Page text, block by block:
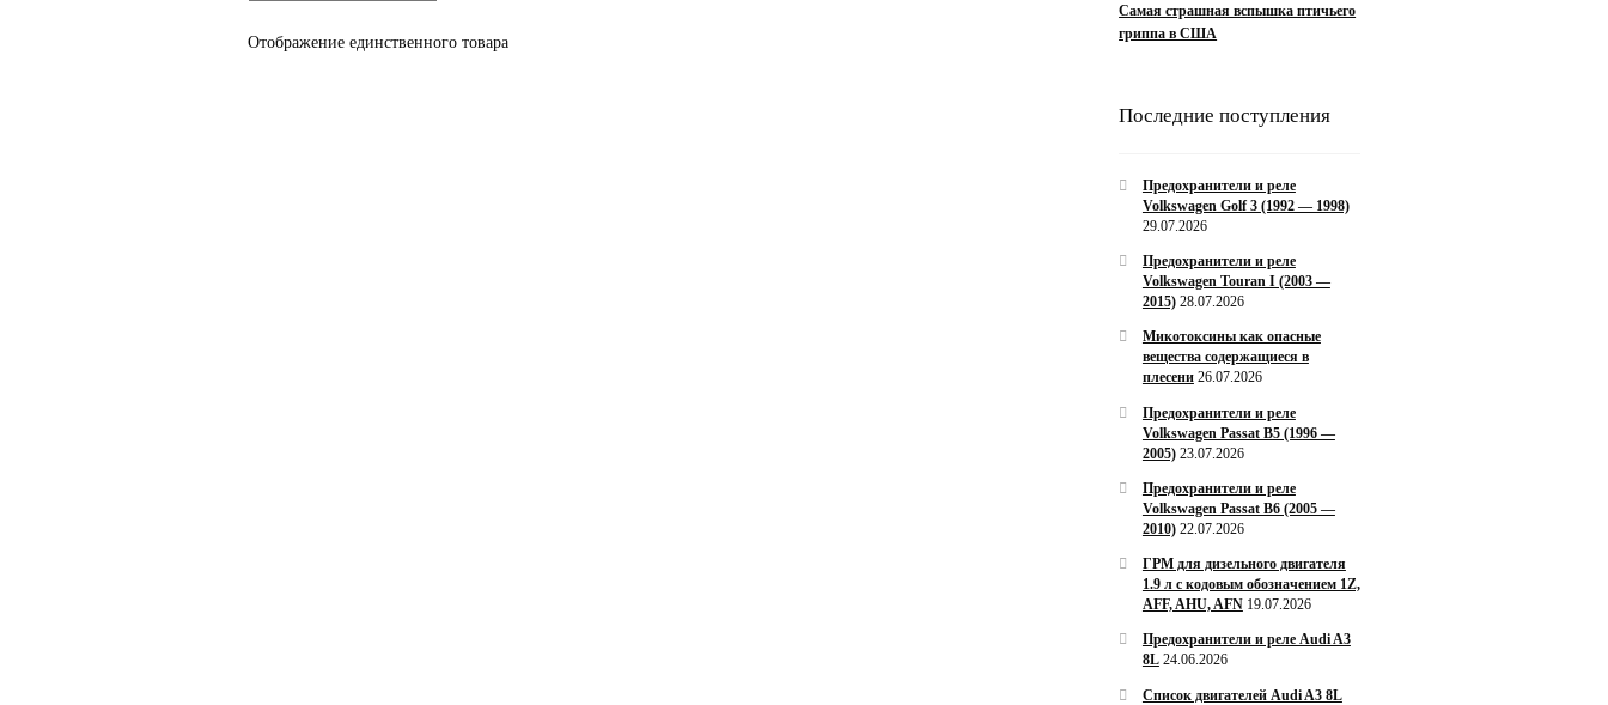
Отображение единственного товара
Самая страшная вспышка птичьего
гриппа в США
Последние поступления
Предохранители и реле
Volkswagen Golf 3 (1992 — 1998)
29.07.2026
Предохранители и реле
Volkswagen Touran I (2003 —
2015) 28.07.2026
Микотоксины как опасные
вещества содержащиеся в
плесени 26.07.2026
Предохранители и реле
Volkswagen Passat B5 (1996 —
2005) 23.07.2026
Предохранители и реле
Volkswagen Passat B6 (2005 —
2010) 22.07.2026
ГРМ для дизельного двигателя
1.9 л с кодовым обозначением 1Z,
AFF, AHU, AFN 19.07.2026
Предохранители и реле Audi A3
8L 24.06.2026
Список двигателей Audi A3 8L